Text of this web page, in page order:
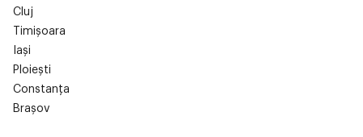
Cluj
Timișoara
Iași
Ploiești
Constanța
Brașov